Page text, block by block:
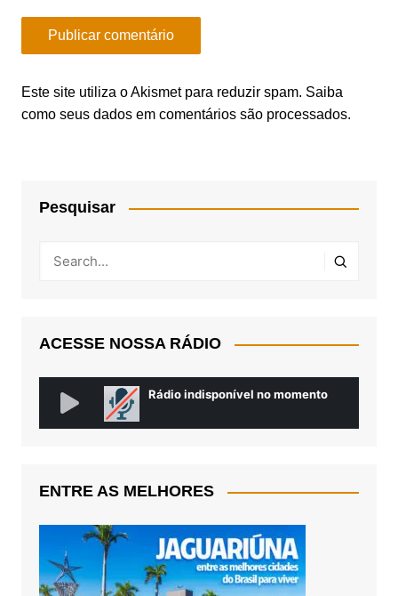
Este site utiliza o Akismet para reduzir spam. Saiba
como seus dados em comentários são processados.
Pesquisar
ACESSE NOSSA RÁDIO
ENTRE AS MELHORES